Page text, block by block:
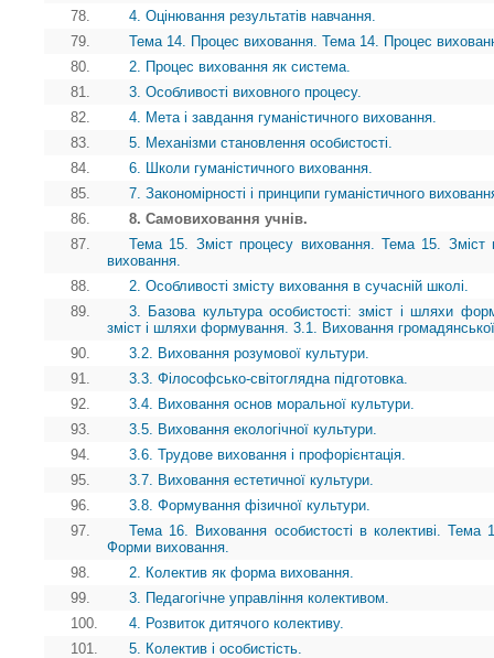
78.
4. Оцінювання результатів навчання.
79.
Тема 14. Процес виховання. Тема 14. Процес
80.
2. Процес виховання як система.
81.
3. Особливості виховного процесу.
82.
4. Мета і завдання гуманістичного виховання.
83.
5. Механізми становлення особистості.
84.
6. Школи гуманістичного виховання.
85.
7. Закономірності і принципи гуманістичного
86.
8. Самовиховання учнів.
87.
Тема 15. Зміст процесу виховання. Тема 15. Зміст
виховання.
88.
2. Особливості змісту виховання в сучасній школі.
89.
3. Базова культура особистості: зміст і шляхи
зміст і шляхи формування. 3.1. Виховання
90.
3.2. Виховання розумової культури.
91.
3.3. Філософсько-світоглядна підготовка.
92.
3.4. Виховання основ моральної культури.
93.
3.5. Виховання екологічної культури.
94.
3.6. Трудове виховання і профорієнтація.
95.
3.7. Виховання естетичної культури.
96.
3.8. Формування фізичної культури.
97.
Тема 16. Виховання особистості в колективі. Тема
Форми виховання.
98.
2. Колектив як форма виховання.
99.
3. Педагогічне управління колективом.
100.
4. Розвиток дитячого колективу.
101.
5. Колектив і особистість.